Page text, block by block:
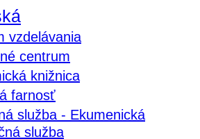
vzdelávania
centrum
knižnica
farnosť
služba - Ekumenická
služba